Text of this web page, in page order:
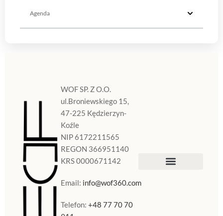
Agenda
WOF SP. Z O.O.
ul.Broniewskiego 15,
47-225 Kędzierzyn-
Koźle
NIP 6172211565
REGON 366951140
KRS 0000671142
Email: info@wof360.com
Telefon:+48 77 70 70